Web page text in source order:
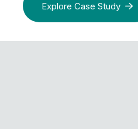
Explore Case Study